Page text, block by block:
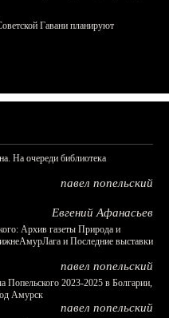
Гавани планируют
На очереди библиотека
павел попельский
Евгений Афанасьев
Архив газеты Природа и
и Последние выставки
павел попельский
Попельского 2023-2025 в Болгарии,
Амурск
павел попельский